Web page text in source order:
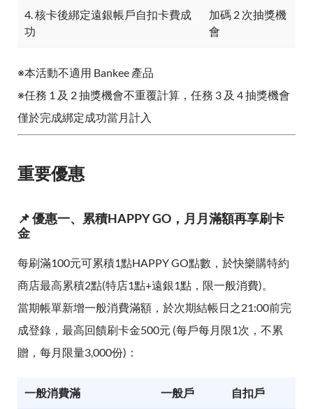
4. 核卡後綁定遠銀帳戶自扣卡費成
功
加碼 2 次抽獎機
會
※本活動不適用 Bankee 產品
※任務 1 及 2 抽獎機會不重覆計算，任務 3 及 4 抽獎機會
僅於完成綁定成功當月計入
重要優惠
📌 優惠一、累積HAPPY GO，月月滿額再享刷卡
金
每刷滿100元可累積1點HAPPY GO點數，於快樂購特約
商店最高累積2點(特店1點+遠銀1點，限一般消費)。
當期帳單新增一般消費滿額，於次期結帳日之21:00前完
成登錄，最高回饋刷卡金500元 (每戶每月限1次，不累
贈，每月限量3,000份)：
一般消費滿 一般戶 自扣戶